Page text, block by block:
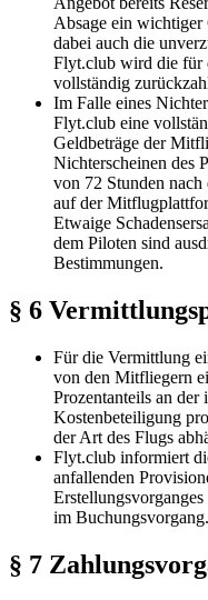
Absage ein
dabei auch die
Flyt.club wird die für
vollständig
Im Falle eines
Flyt.club eine
Geldbeträge der
Nichterscheinen des
von 72 Stunden
auf der
Etwaige
dem Piloten sind
Bestimmungen.
§ 6
Für die Vermittlung
von den Mitfliegern
Prozentanteils an der
Kostenbeteiligung
der Art des Flugs
Flyt.club informiert
anfallenden
im Buchungsvorgang.
§ 7